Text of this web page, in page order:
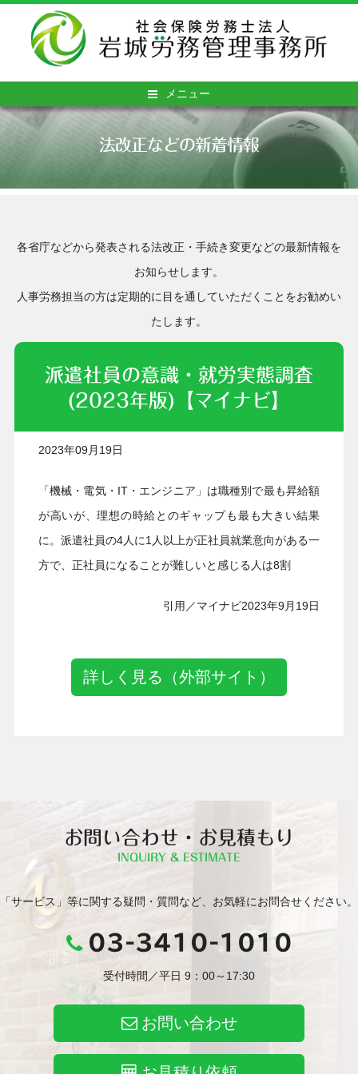
メニュー
法改正などの新着情報
各省庁などから発表される法改正・手続き変更などの最新情報を
お知らせします。
人事労務担当の方は定期的に目を通していただくことをお勧めい
たします。
派遣社員の意識・就労実態調査
(2023年版)【マイナビ】
2023年09月19日
「機械・電気・IT・エンジニア」は職種別で最も昇給額
が高いが、理想の時給とのギャップも最も大きい結果
に。派遣社員の4人に1人以上が正社員就業意向がある一
方で、正社員になることが難しいと感じる人は8割
引用／マイナビ2023年9月19日
詳しく見る（外部サイト）
お問い合わせ・お見積もり
INQUIRY & ESTIMATE
「サービス」等に関する疑問・質問など、お気軽にお問合せください。
03-3410-1010
受付時間／平日 9：00～17:30
お問い合わせ